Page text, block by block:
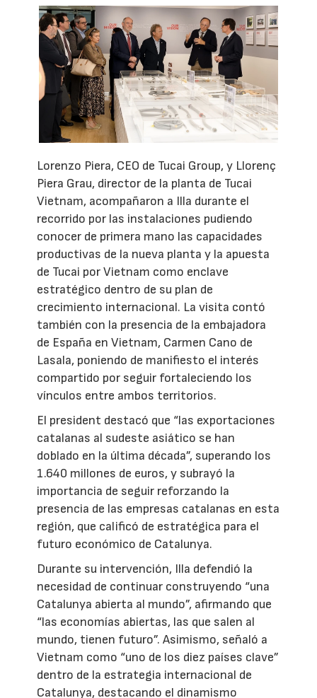
Lorenzo Piera, CEO de Tucai Group, y Llorenç
Piera Grau, director de la planta de Tucai
Vietnam, acompañaron a Illa durante el
recorrido por las instalaciones pudiendo
conocer de primera mano las capacidades
productivas de la nueva planta y la apuesta
de Tucai por Vietnam como enclave
estratégico dentro de su plan de
crecimiento internacional. La visita contó
también con la presencia de la embajadora
de España en Vietnam, Carmen Cano de
Lasala, poniendo de manifiesto el interés
compartido por seguir fortaleciendo los
vínculos entre ambos territorios.
El president destacó que “las exportaciones
catalanas al sudeste asiático se han
doblado en la última década”, superando los
1.640 millones de euros, y subrayó la
importancia de seguir reforzando la
presencia de las empresas catalanas en esta
región, que calificó de estratégica para el
futuro económico de Catalunya.
Durante su intervención, Illa defendió la
necesidad de continuar construyendo “una
Catalunya abierta al mundo”, afirmando que
“las economías abiertas, las que salen al
mundo, tienen futuro”. Asimismo, señaló a
Vietnam como “uno de los diez países clave”
dentro de la estrategia internacional de
Catalunya, destacando el dinamismo